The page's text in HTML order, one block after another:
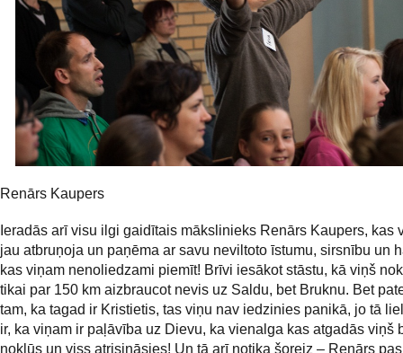
Renārs Kaupers
Ieradās arī visu ilgi gaidītais mākslinieks Renārs Kaupers, kas
jau atbruņoja un paņēma ar savu neviltoto īstumu, sirsnību un
kas viņam nenoliedzami piemīt! Brīvi iesākot stāstu, kā viņš
tikai par 150 km aizbraucot nevis uz Saldu, bet Bruknu. Bet
tam, ka tagad ir Kristietis, tas viņu nav iedzinies panikā, jo tā
ir, ka viņam ir paļāvība uz Dievu, ka vienalga kas atgadās viņš
nokļūs un viss atrisināsies! Un tā arī notika šoreiz – Renārs